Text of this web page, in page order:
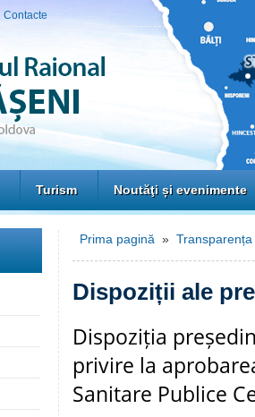
Contacte
Turism Noutăţi și evenimente
Prima pagină »
Dispoziții ale
Dispoziția
privire la
Sanitare Publice